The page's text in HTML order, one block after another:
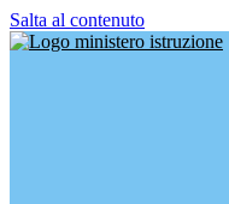
Salta al contenuto